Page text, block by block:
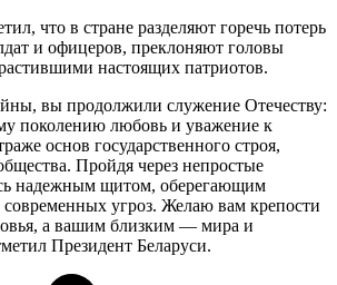
что в стране разделяют горечь потерь
и офицеров, преклоняют головы
настоящих патриотов.
вы продолжили служение Отечеству:
поколению любовь и уважение к
основ государственного строя,
Пройдя через непростые
надежным щитом, оберегающим
угроз. Желаю вам крепости
а вашим близким — мира и
Президент Беларуси.